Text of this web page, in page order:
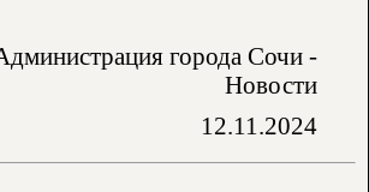
города Сочи -
Новости
12.11.2024